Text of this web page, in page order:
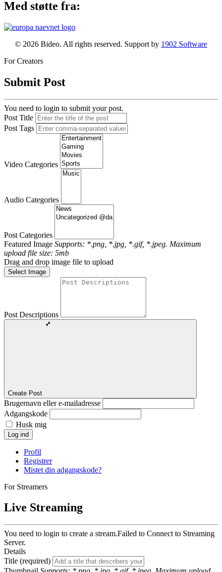
Med støtte fra:
© 2026 Bideo. All rights reserved. Support by 1902 Software
For Creators
Submit Post
You need to login to submit your post.
Post Title
Post Tags
Video Categories
Audio Categories
Post Categories
Featured Image Supports: *.png, *.jpg, *.gif, *.jpeg. Maximum
upload file size: 5mb
Drag and drop image file to upload
Select Image
Post Descriptions
Create Post
Brugernavn eller e-mailadresse
Adgangskode
Husk mig
Log ind
Profil
Registrer
Mistet din adgangskode?
For Streamers
Live Streaming
You need to login to create a stream.Failed to Connect to Streaming
Server.
Details
Title (required)